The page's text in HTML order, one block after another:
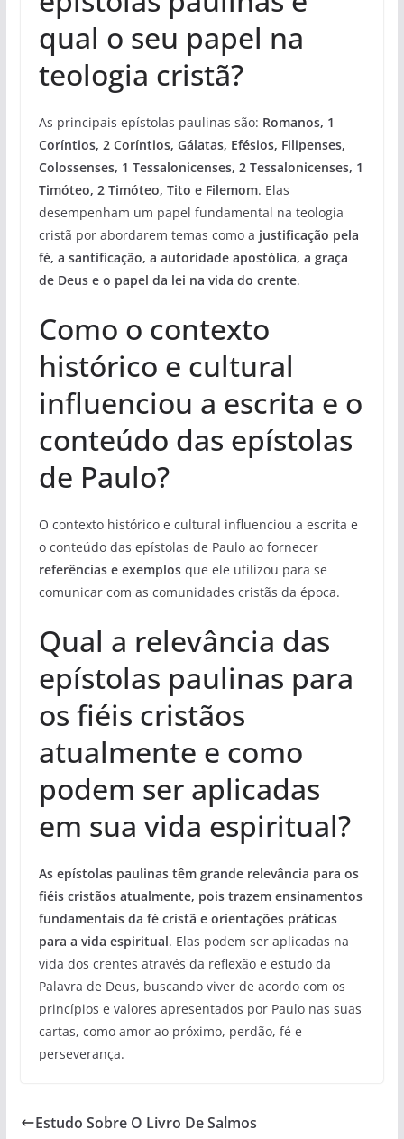
qual o seu papel na
teologia cristã?
As principais epístolas paulinas são: Romanos, 1
Coríntios, 2 Coríntios, Gálatas, Efésios, Filipenses,
Colossenses, 1 Tessalonicenses, 2 Tessalonicenses, 1
Timóteo, 2 Timóteo, Tito e Filemom. Elas
desempenham um papel fundamental na teologia
cristã por abordarem temas como a justificação pela
fé, a santificação, a autoridade apostólica, a graça
de Deus e o papel da lei na vida do crente.
Como o contexto
histórico e cultural
influenciou a escrita e o
conteúdo das epístolas
de Paulo?
O contexto histórico e cultural influenciou a escrita e
o conteúdo das epístolas de Paulo ao fornecer
referências e exemplosque ele utilizou para se
comunicar com as comunidades cristãs da época.
Qual a relevância das
epístolas paulinas para
os fiéis cristãos
atualmente e como
podem ser aplicadas
em sua vida espiritual?
As epístolas paulinas têm grande relevância para os
fiéis cristãos atualmente, pois trazem ensinamentos
fundamentais da fé cristã e orientações práticas
para a vida espiritual. Elas podem ser aplicadas na
vida dos crentes através da reflexão e estudo da
Palavra de Deus, buscando viver de acordo com os
princípios e valores apresentados por Paulo nas suas
cartas, como amor ao próximo, perdão, fé e
perseverança.
Estudo Sobre O Livro De Salmos